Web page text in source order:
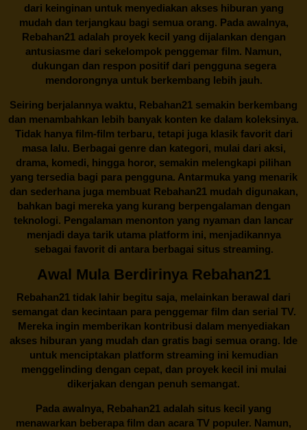
dari keinginan untuk menyediakan akses hiburan yang
mudah dan terjangkau bagi semua orang. Pada awalnya,
Rebahan21 adalah proyek kecil yang dijalankan dengan
antusiasme dari sekelompok penggemar film. Namun,
dukungan dan respon positif dari pengguna segera
mendorongnya untuk berkembang lebih jauh.
Seiring berjalannya waktu, Rebahan21 semakin berkembang
dan menambahkan lebih banyak konten ke dalam koleksinya.
Tidak hanya film-film terbaru, tetapi juga klasik favorit dari
masa lalu. Berbagai genre dan kategori, mulai dari aksi,
drama, komedi, hingga horor, semakin melengkapi pilihan
yang tersedia bagi para pengguna. Antarmuka yang menarik
dan sederhana juga membuatRebahan21mudah digunakan,
bahkan bagi mereka yang kurang berpengalaman dengan
teknologi. Pengalaman menonton yang nyaman dan lancar
menjadi daya tarik utama platform ini, menjadikannya
sebagai favorit di antara berbagai situs streaming.
Awal Mula Berdirinya Rebahan21
Rebahan21 tidak lahir begitu saja, melainkan berawal dari
semangat dan kecintaan para penggemar film dan serial TV.
Mereka ingin memberikan kontribusi dalam menyediakan
akses hiburan yang mudah dan gratis bagi semua orang. Ide
untuk menciptakan platform streaming ini kemudian
menggelinding dengan cepat, dan proyek kecil ini mulai
dikerjakan dengan penuh semangat.
Pada awalnya, Rebahan21 adalah situs kecil yang
menawarkan beberapa film dan acara TV populer. Namun,